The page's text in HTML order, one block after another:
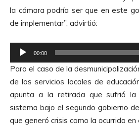
A
u
d
i
la cámara podría ser que en este
de implementar”, advirtió:
e
p
r
o
d
u
00:00
Para el caso de la
de los servicios locales de
apunta a la retirada que sufrió la
sistema bajo el segundo gobierno
que generó crisis como la ocurrida en